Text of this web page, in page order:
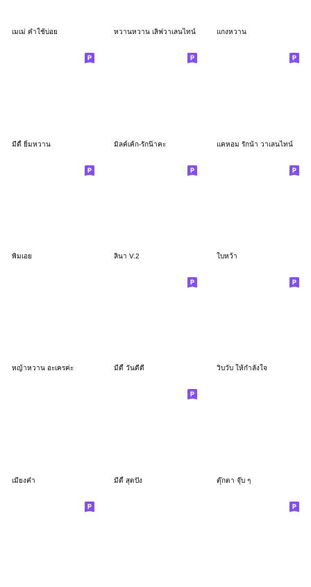
เมเม่ คำใช้บ่อย หวานหวาน เลิฟวาเลนไทน์ แกงหวาน
มีดี้ ยิ้มหวาน มิลค์เค้ก-รักน๊าคะ แคหอม รักน้า วาเลนไทน์
พิมเอย ลินา V.2 ใบหว้า
หญ้าหวาน อะเครค่ะ มีดี้ วันดีดี วิบวับ ให้กำลังใจ
เมี่ยงคำ มีดี้ สุดปัง ตุ๊กตา จุ๊บ ๆ